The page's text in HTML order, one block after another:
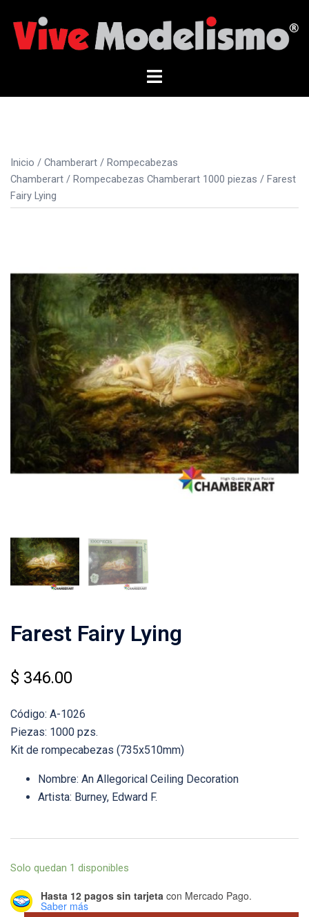
contenido
Alternar
Inicio / Chamberart / Rompecabezas
Chamberart / Rompecabezas Chamberart 1000 piezas / Farest
Fairy Lying
Farest Fairy Lying
$ 346.00
Código: A-1026
Piezas: 1000 pzs.
Kit de rompecabezas (735x510mm)
Nombre: An Allegorical Ceiling Decoration
Artista: Burney, Edward F.
Solo quedan 1 disponibles
Hasta 12 pagos sin tarjeta con Mercado Pago.
Saber más